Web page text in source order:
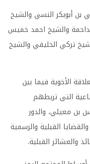
بن أبوبكر النسي والشيخ
والشيخ احمد خميس
تركي الخليفي والشيخ
الأخوية فيما بين
التي تربطهم
بن معيلي، والدور
القبلية والرسمية
والعشائر القبلية.